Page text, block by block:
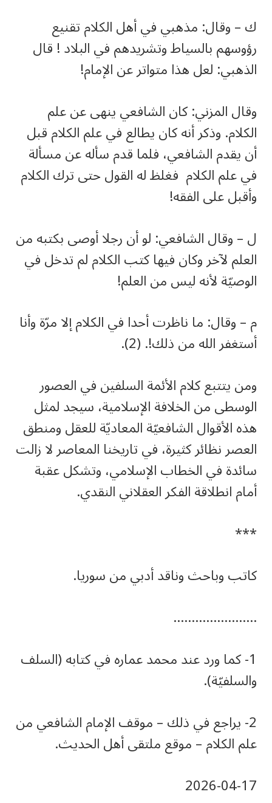
ك – وقال: مذهبي في أهل الكلام تقنيع
رؤوسهم بالسياط وتشريدهم في البلاد ! قال
الذهبي: لعل هذا متواتر عن الإمام!
وقال المزني: كان الشافعي ينهى عن علم
الكلام. وذكر أنه كان يطالع في علم الكلام قبل
أن يقدم الشافعي، فلما قدم سأله عن مسألة
في علم الكلام فغلظ له القول حتى ترك الكلام
وأقبل على الفقه!
ل – وقال الشافعي: لو أن رجلا أوصى بكتبه من
العلم لآخر وكان فيها كتب الكلام لم تدخل في
الوصيّة لأنه ليس من العلم!
م – وقال: ما ناظرت أحدا في الكلام إلا مرّة وأنا
أستغفر الله من ذلك!. (2).
ومن يتتبع كلام الأئمة السلفين في العصور
الوسطى من الخلافة الإسلامية، سيجد لمثل
هذه الأقوال الشافعيّة المعاديّة للعقل ومنطق
العصر نظائر كثيرة، في تاريخنا المعاصر لا زالت
سائدة في الخطاب الإسلامي، وتشكل عقبة
أمام انطلاقة الفكر العقلاني النقدي.
***
كاتب وباحث وناقد أدبي من سوريا.
…………………..
1- كما ورد عند محمد عماره في كتابه (السلف
والسلفيّة).
2- يراجع في ذلك – موقف الإمام الشافعي من
علم الكلام – موقع ملتقى أهل الحديث.
‎2026-‎04-‎17